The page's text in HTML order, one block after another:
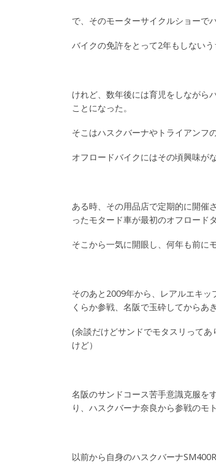
で、そのモーターサイクルショーで
バイクの免許をとって2年もしない
けれど、数年後には育児をしながら
ことになった。
そこはハスクバーナやトライアンフ
オフロードバイクにはその頃興味が
ある時、その用品店で定期的に開催
ったモタード車が最初のオフロード
そこから一気に開眼し、何年も前に
そのあと2009年から、レアルエキ
くらか参戦、名阪で玉砕してからあ
(余談だけどサンドでモタスリって
けど）
名阪のサンドコース苦手意識克服を
り、ハスクバーナ奈良から参戦のモ
以前から自身のハスクバーナ